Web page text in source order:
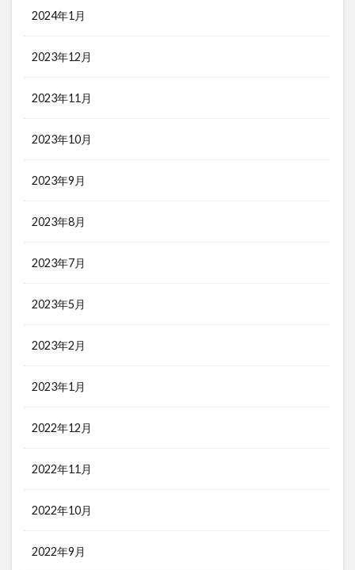
2024年1月
2023年12月
2023年11月
2023年10月
2023年9月
2023年8月
2023年7月
2023年5月
2023年2月
2023年1月
2022年12月
2022年11月
2022年10月
2022年9月